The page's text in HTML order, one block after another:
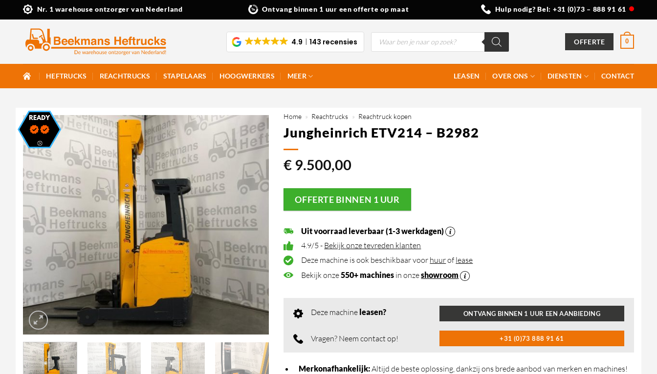
naar
Nr. 1 warehouse ontzorger van Nederland Ontvang binnen 1 uur een offerte op maat Hulp nodig? Bel: +31 (0)73 – 888 91 61
4.9 143 recensies
Producten
zoeken
OFFERTE 0
HEFTRUCKS REACHTRUCKS STAPELAARS HOOGWERKERS MEER LEASEN OVER ONS DIENSTEN CONTACT
Home » Reachtrucks » Reachtruck kopen
Jungheinrich ETV214 – B2982
€ 9.500,00
OFFERTE BINNEN 1 UUR
Uit voorraad leverbaar (1-3 werkdagen)
4.9/5 - Bekijk onze tevreden klanten
Deze machine is ook beschikbaar voor huurof lease
Bekijk onze550+ machines in onzeshowroom
Deze machine leasen? ONTVANG BINNEN 1 UUR EEN AANBIEDING
Vragen? Neem contact op! +31 (0)73 888 91 61
Merkonafhankelijk:Altijd de beste oplossing, dankzij ons brede aanbod van merken en machines!